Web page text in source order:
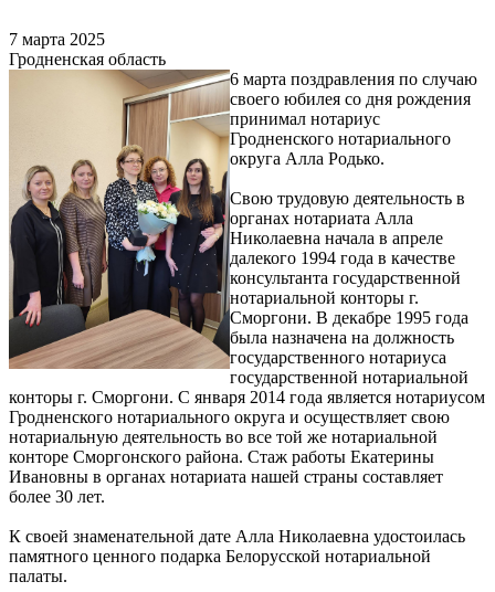
7 марта 2025
Гродненская область
6 марта поздравления по случаю
своего юбилея со дня рождения
принимал нотариус
Гродненского нотариального
округа Алла Родько.
Свою трудовую деятельность в
органах нотариата Алла
Николаевна начала в апреле
далекого 1994 года в качестве
консультанта государственной
нотариальной конторы г.
Сморгони. В декабре 1995 года
была назначена на должность
государственного нотариуса
государственной нотариальной
конторы г. Сморгони. С января 2014 года является нотариусом
Гродненского нотариального округа и осуществляет свою
нотариальную деятельность во все той же нотариальной
конторе Сморгонского района. Стаж работы Екатерины
Ивановны в органах нотариата нашей страны составляет
более 30 лет.
К своей знаменательной дате Алла Николаевна удостоилась
памятного ценного подарка Белорусской нотариальной
палаты.